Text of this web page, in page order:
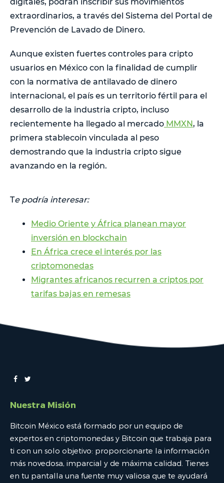
extraordinarios, a través del Sistema del Portal de
Prevención de Lavado de Dinero.
Aunque existen fuertes controles para cripto
usuarios en México con la finalidad de cumplir
con la normativa de antilavado de dinero
internacional, el país es un territorio fértil para el
desarrollo de la industria cripto, incluso
recientemente ha llegado al mercado MMXN, la
primera stablecoin vinculada al peso
demostrando que la industria cripto sigue
avanzando en la región.
Te podría interesar:
Medio Oriente y África planean mayor
inversión en blockchain
En África crece el interés por las
criptomonedas
Migrantes africanos recurren a criptos por
tarifas bajas en remesas
Nuestra Misión
Bitcoin México está formado por un equipo de
expertos en criptomonedas y Bitcoin que trabaja para
ti con un solo objetivo: proporcionarte la información
más novedosa, imparcial y de máxima calidad. Tienes
en tu pantalla una fuente muy valiosa que te ayudará